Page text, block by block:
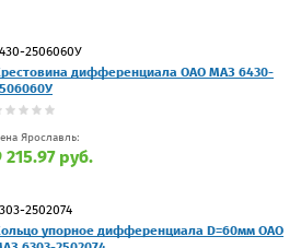
2506060У
дифференциала ОАО МАЗ 6430-
Ярославль:
215.97 руб.
2502074
упорное дифференциала D=60мм ОАО